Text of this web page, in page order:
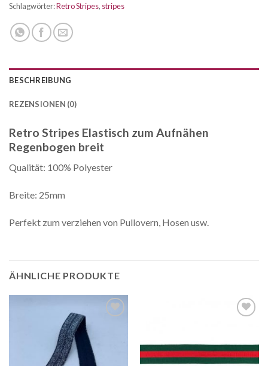
Schlagwörter:Retro Stripes, stripes
BESCHREIBUNG
REZENSIONEN (0)
Retro Stripes Elastisch zum Aufnähen
Regenbogen breit
Qualität: 100% Polyester
Breite: 25mm
Perfekt zum verziehen von Pullovern, Hosen usw.
ÄHNLICHE PRODUKTE
Wunschliste